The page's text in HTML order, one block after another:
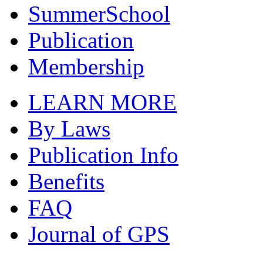
SummerSchool
Publication
Membership
LEARN MORE
By Laws
Publication Info
Benefits
FAQ
Journal of GPS